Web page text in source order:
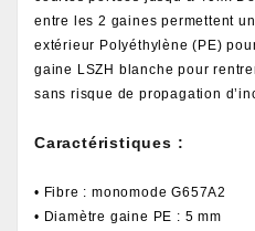
entre les 2 gaines permettent
extérieur Polyéthylène (PE)
gaine LSZH blanche pour
sans risque de propagation
Caractéristiques :
• Fibre : monomode G657A2
• Diamètre gaine PE : 5 mm